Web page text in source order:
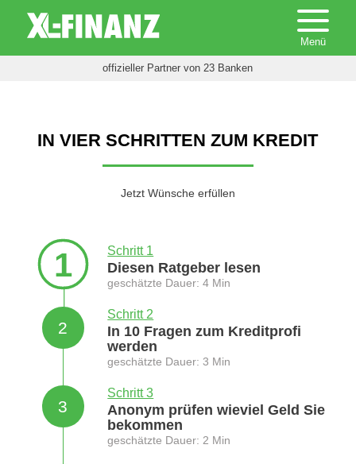
offizieller Partner von 23 Banken
IN VIER SCHRITTEN ZUM KREDIT
Jetzt Wünsche erfüllen
1 Schritt 1
Diesen Ratgeber lesen
geschätzte Dauer: 4 Min
2
Schritt 2
In 10 Fragen zum Kreditprofi
werden
geschätzte Dauer: 3 Min
3
Schritt 3
Anonym prüfen wieviel Geld Sie
bekommen
geschätzte Dauer: 2 Min